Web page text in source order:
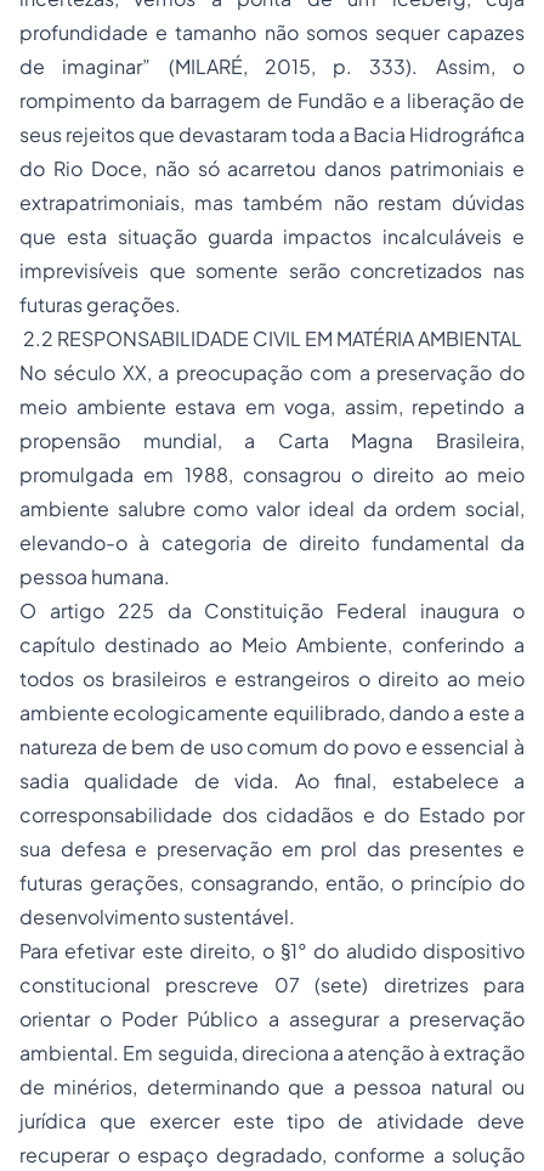
profundidade e tamanho não somos sequer capazes
de imaginar” (MILARÉ, 2015, p. 333). Assim, o
rompimento da barragem de Fundão e a liberação de
seus rejeitos que devastaram toda a Bacia Hidrográfica
do Rio Doce, não só acarretou danos patrimoniais e
extrapatrimoniais, mas também não restam dúvidas
que esta situação guarda impactos incalculáveis e
imprevisíveis que somente serão concretizados nas
futuras gerações.
2.2 RESPONSABILIDADE CIVIL EM MATÉRIA AMBIENTAL
No século XX, a preocupação com a preservação do
meio ambiente estava em voga, assim, repetindo a
propensão mundial, a Carta Magna Brasileira,
promulgada em 1988, consagrou o direito ao meio
ambiente salubre como valor ideal da ordem social,
elevando-o à categoria de direito fundamental da
pessoa humana.
O artigo 225 da Constituição Federal inaugura o
capítulo destinado ao Meio Ambiente, conferindo a
todos os brasileiros e estrangeiros o direito ao meio
ambiente ecologicamente equilibrado, dando a este a
natureza de bem de uso comum do povo e essencial à
sadia qualidade de vida. Ao final, estabelece a
corresponsabilidade dos cidadãos e do Estado por
sua defesa e preservação em prol das presentes e
futuras gerações, consagrando, então, o princípio do
desenvolvimento sustentável.
Para efetivar este direito, o §1° do aludido dispositivo
constitucional prescreve 07 (sete) diretrizes para
orientar o Poder Público a assegurar a preservação
ambiental. Em seguida, direciona a atenção à extração
de minérios, determinando que a pessoa natural ou
jurídica que exercer este tipo de atividade deve
recuperar o espaço degradado, conforme a solução